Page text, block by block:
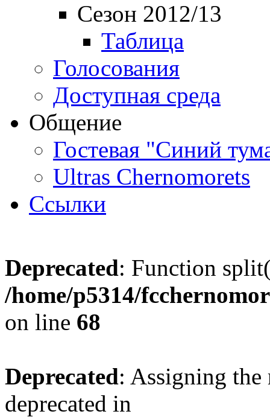
Сезон 2012/13
Таблица
Голосования
Доступная среда
Общение
Гостевая "Синий
Ultras Chernomorets
Ссылки
Deprecated: Function
/home/p5314/
on line 68
Deprecated: Assigning the
deprecated in